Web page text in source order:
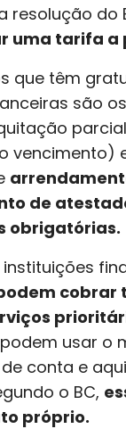
resolução do
uma tarifa a
que têm
são
vencimento)
de
obrigatórias.
cobrar
usar o
conta e
o BC,
próprio.